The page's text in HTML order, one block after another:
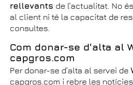
rellevants de l’actualitat. No
al client ni té la capacitat de
consultes.
Com donar-se d’alta al
capgros.com
Per donar-se d’alta al servei de
capgros.com i rebre les